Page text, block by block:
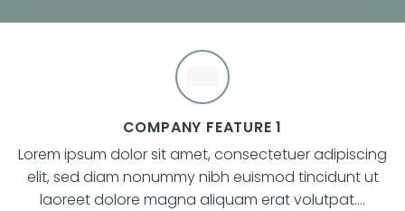
COMPANY FEATURE 1
Lorem ipsum dolor sit amet, consectetuer adipiscing
elit, sed diam nonummy nibh euismod tincidunt ut
laoreet dolore magna aliquam erat volutpat….